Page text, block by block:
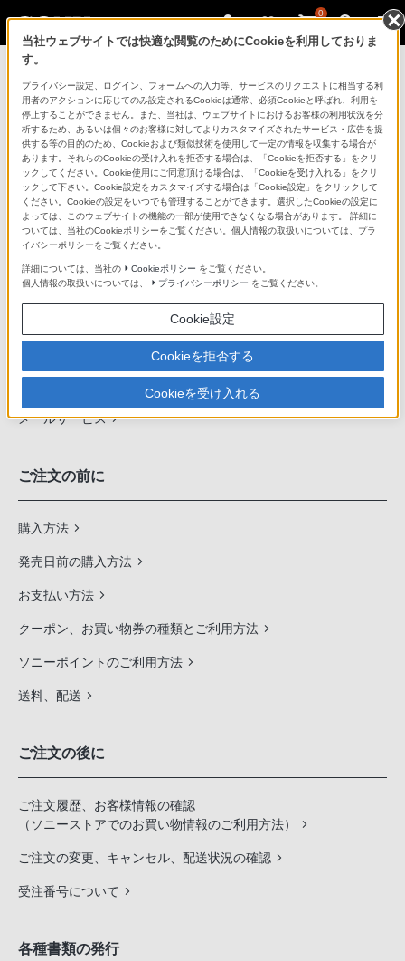
0
ソニーストアのご利用ガイド
ご利用ガイドでは、ソニーストアのご利用方法・サービ
スに関しまとめてご案内しております。
ご利用の前に
ソニーストア 店舗のご案内
ソニーショップ（ソニーストア取次店）のご案内
ソニーストアの特典・サービス
（長期保証、下取サービス、設置・設定サービスなど）
定期クーポンのプレゼントについて
メールサービス
ご注文の前に
購入方法
発売日前の購入方法
お支払い方法
クーポン、お買い物券の種類とご利用方法
ソニーポイントのご利用方法
送料、配送
ご注文の後に
ご注文履歴、お客様情報の確認
（ソニーストアでのお買い物情報のご利用方法）
ご注文の変更、キャンセル、配送状況の確認
受注番号について
各種書類の発行
当社ウェブサイトでは快適な閲覧のためにCookieを利用しておりま
す。
プライバシー設定、ログイン、フォームへの入力等、サービスのリクエストに相当する利
用者のアクションに応じてのみ設定されるCookieは通常、必須Cookieと呼ばれ、利用を
停止することができません。また、当社は、ウェブサイトにおけるお客様の利用状況を分
析するため、あるいは個々のお客様に対してよりカスタマイズされたサービス・広告を提
供する等の目的のため、Cookieおよび類似技術を使用して一定の情報を収集する場合が
あります。それらのCookieの受け入れを拒否する場合は、「Cookieを拒否する」をクリ
ックしてください。Cookie使用にご同意頂ける場合は、「Cookieを受け入れる」をクリ
ックして下さい。Cookie設定をカスタマイズする場合は「Cookie設定」をクリックして
ください。Cookieの設定をいつでも管理することができます。選択したCookieの設定に
よっては、このウェブサイトの機能の一部が使用できなくなる場合があります。 詳細に
ついては、当社のCookieポリシーをご覧ください。個人情報の取扱いについては、プラ
イバシーポリシーをご覧ください。
詳細については、当社の Cookieポリシー をご覧ください。
個人情報の取扱いについては、
プライバシーポリシー をご覧ください。
Cookie設定
Cookieを拒否する
Cookieを受け入れる